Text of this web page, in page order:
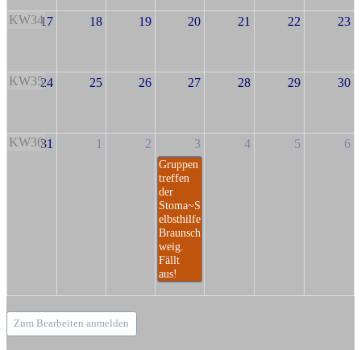
KW3417 18 19 20 21 22 23
KW3524 25 26 27 28 29 30
KW3631 1 2 3
Gruppen
treffen
der
Stoma~S
elbsthilfe
Braunsch
weig.
Fällt
aus!
4 5 6
Zum Bearbeiten anmelden